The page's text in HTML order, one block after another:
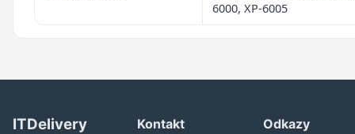
6000, XP-6005
ITDelivery
Kontakt
Odkazy